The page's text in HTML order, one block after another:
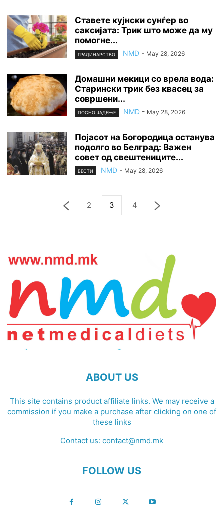
Ставете кујнски сунѓер во
саксијата: Трик што може да му
помогне...
ГРАДИНАРСТВО NMD - May 28, 2026
Домашни мекици со врела вода:
Старински трик без квасец за
совршени...
ПОСНО ЈАДЕЊЕ NMD - May 28, 2026
Појасот на Богородица останува
подолго во Белград: Важен
совет од свештениците...
ВЕСТИ NMD - May 28, 2026
2 3 4
ABOUT US
This site contains product affiliate links. We may receive a
commission if you make a purchase after clicking on one of
these links
Contact us: contact@nmd.mk
FOLLOW US